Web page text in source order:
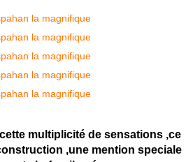
multiplicité de sensations ,ce
,une mention speciale